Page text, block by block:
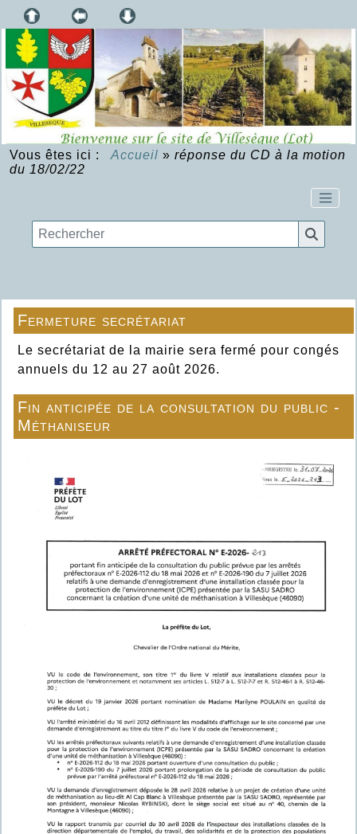
Vous êtes ici : Accueil » réponse du CD à la motion
du 18/02/22
Fermeture secrétariat
Le secrétariat de la mairie sera fermé pour congés
annuels du 12 au 27 août 2026.
Fin anticipée de la consultation du public -
Méthaniseur